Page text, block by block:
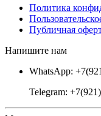
Политика
Публичная
Напишите нам
WhatsApp:
Telegram: